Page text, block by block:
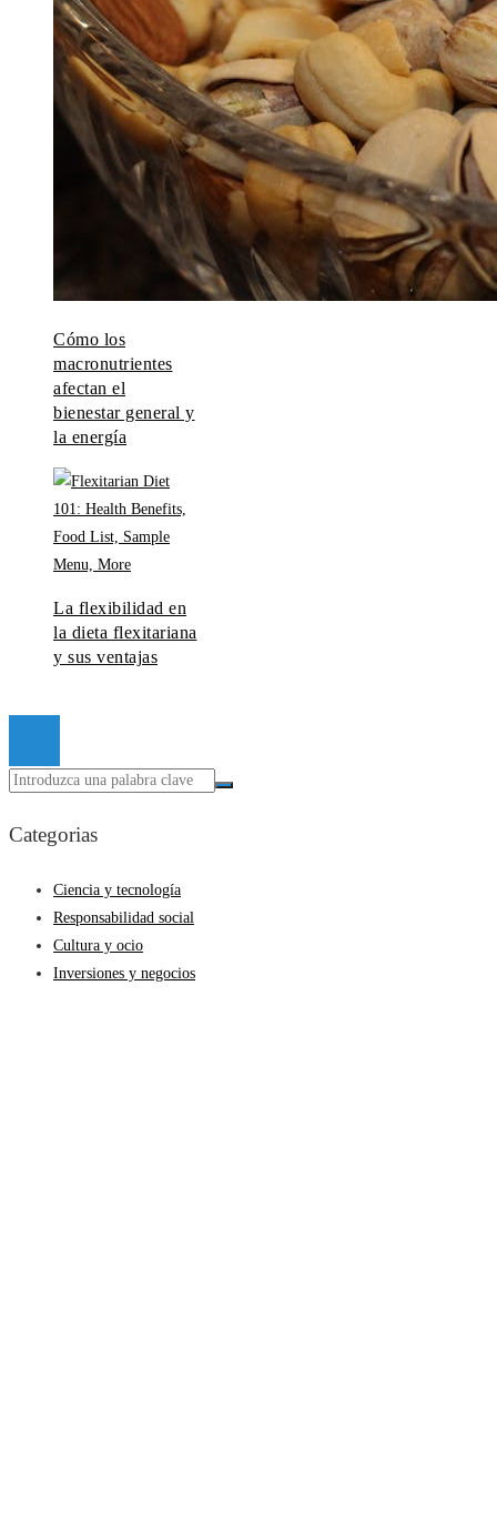
Cómo los
macronutrientes
afectan el
bienestar general y
la energía
La flexibilidad en
la dieta flexitariana
y sus ventajas
Categorias
Ciencia y tecnología
Responsabilidad social
Cultura y ocio
Inversiones y negocios